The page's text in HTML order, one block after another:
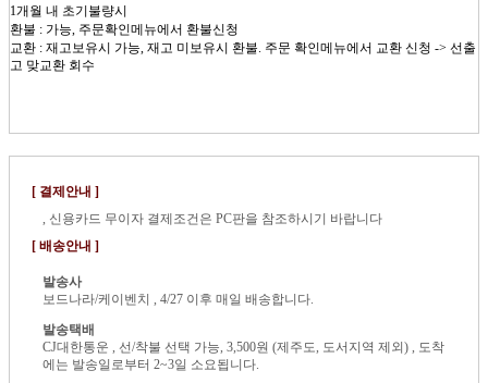
1개월 내 초기불량시
환불 : 가능, 주문확인메뉴에서 환불신청
교환 : 재고보유시 가능, 재고 미보유시 환불. 주문 확인메뉴에서 교환 신청 -> 선출
고 맞교환 회수
[ 결제안내 ]
, 신용카드 무이자 결제조건은 PC판을 참조하시기 바랍니다
[ 배송안내 ]
발송사
보드나라/케이벤치 , 4/27 이후 매일 배송합니다.
발송택배
CJ대한통운 , 선/착불 선택 가능, 3,500원 (제주도, 도서지역 제외) , 도착
에는 발송일로부터 2~3일 소요됩니다.